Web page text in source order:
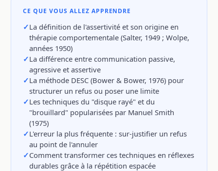
CE QUE VOUS ALLEZ APPRENDRE
La définition de l'assertivité et son origine en
thérapie comportementale (Salter, 1949 ; Wolpe,
années 1950)
La différence entre communication passive,
agressive et assertive
La méthode DESC (Bower & Bower, 1976) pour
structurer un refus ou poser une limite
Les techniques du "disque rayé" et du
"brouillard" popularisées par Manuel Smith
(1975)
L'erreur la plus fréquente : sur-justifier un refus
au point de l'annuler
Comment transformer ces techniques en réflexes
durables grâce à la répétition espacée